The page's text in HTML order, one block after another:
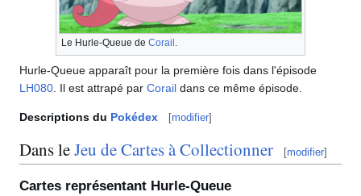
Le Hurle-Queue de Corail
Hurle-Queue apparaît pour la première fois dans l'épisode
LH080 . Il est attrapé par Corail dans ce même épisode.
Descriptions du Pokédex [modifier]
Dans leJeu de Cartes à Collectionner [modifier]
Cartes représentant Hurle-Queue